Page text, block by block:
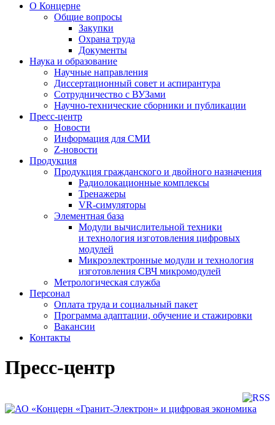
О Концерне
Общие вопросы
Закупки
Охрана труда
Документы
Наука и образование
Научные направления
Диссертационный совет и аспирантура
Сотрудничество с ВУЗами
Научно-технические сборники и публикации
Пресс-центр
Новости
Информация для СМИ
Z-новости
Продукция
Продукция гражданского и двойного назначения
Радиолокационные комплексы
Тренажеры
VR-симуляторы
Элементная база
Модули вычислительной техники
и технология изготовления цифровых
модулей
Микроэлектронные модули и технология
изготовления СВЧ микромодулей
Метрологическая служба
Персонал
Оплата труда и социальный пакет
Программа адаптации, обучение и стажировки
Вакансии
Контакты
Пресс-центр